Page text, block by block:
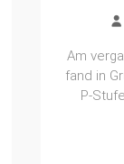
Am
fand in